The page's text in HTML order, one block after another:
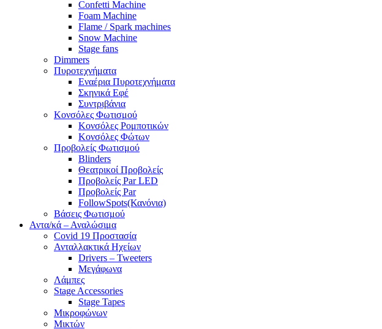
Confetti Machine
Foam Machine
Flame / Spark machines
Snow Machine
Stage fans
Dimmers
Πυροτεχνήματα
Εναέρια Πυροτεχνήματα
Σκηνικά Εφέ
Συντριβάνια
Κονσόλες Φωτισμού
Κονσόλες Ρομποτικών
Κονσόλες Φώτων
Προβολείς Φωτισμού
Blinders
Θεατρικοί Προβολείς
Προβολείς Par LED
Προβολείς Par
FollowSpots(Κανόνια)
Βάσεις Φωτισμού
Αντα/κά – Αναλώσιμα
Covid 19 Προστασία
Ανταλλακτικά Ηχείων
Drivers – Tweeters
Μεγάφωνα
Λάμπες
Stage Accessories
Stage Tapes
Μικροφώνων
Μικτών